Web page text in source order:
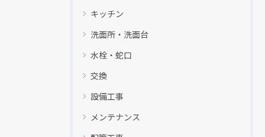
キッチン
洗面所・洗面台
水栓・蛇口
交換
設備工事
メンテナンス